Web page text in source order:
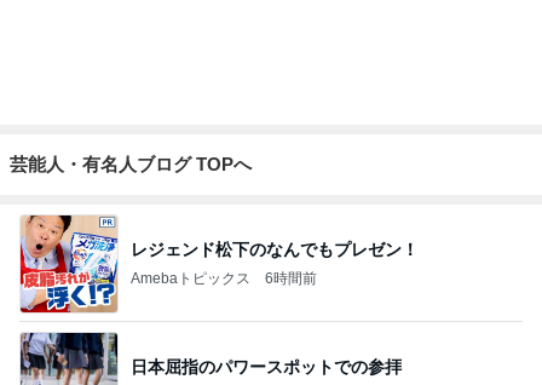
芸能人・有名人ブログ TOPへ
レジェンド松下のなんでもプレゼン！
Amebaトピックス 6時間前
日本屈指のパワースポットでの参拝